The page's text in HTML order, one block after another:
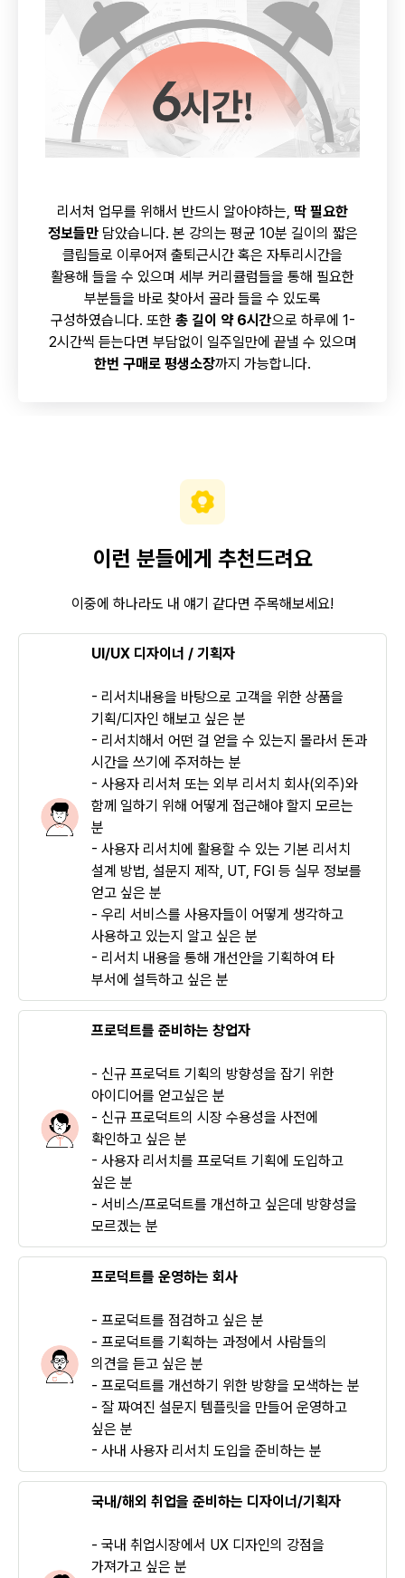
리서처 업무를 위해서 반드시 알아야하는, 딱 필요한
정보들만담았습니다. 본 강의는 평균 10분 길이의 짧은
클립들로 이루어져 출퇴근시간 혹은 자투리시간을
활용해 들을 수 있으며 세부 커리큘럼들을 통해 필요한
부분들을 바로 찾아서 골라 들을 수 있도록
구성하였습니다. 또한 총 길이 약 6시간으로 하루에 1-
2시간씩 듣는다면 부담없이 일주일만에 끝낼 수 있으며
한번 구매로 평생소장까지 가능합니다.
이런 분들에게 추천드려요
이중에 하나라도 내 얘기 같다면 주목해보세요!
UI/UX 디자이너 / 기획자
- 리서치내용을 바탕으로 고객을 위한 상품을
기획/디자인 해보고 싶은 분
- 리서치해서 어떤 걸 얻을 수 있는지 몰라서 돈과
시간을 쓰기에 주저하는 분
- 사용자 리서처 또는 외부 리서치 회사(외주)와
함께 일하기 위해 어떻게 접근해야 할지 모르는
분
- 사용자 리서치에 활용할 수 있는 기본 리서치
설계 방법, 설문지 제작, UT, FGI 등 실무 정보를
얻고 싶은 분
- 우리 서비스를 사용자들이 어떻게 생각하고
사용하고 있는지 알고 싶은 분
- 리서치 내용을 통해 개선안을 기획하여 타
부서에 설득하고 싶은 분
프로덕트를 준비하는 창업자
- 신규 프로덕트 기획의 방향성을 잡기 위한
아이디어를 얻고싶은 분
- 신규 프로덕트의 시장 수용성을 사전에
확인하고 싶은 분
- 사용자 리서치를 프로덕트 기획에 도입하고
싶은 분
- 서비스/프로덕트를 개선하고 싶은데 방향성을
모르겠는 분
프로덕트를 운영하는 회사
- 프로덕트를 점검하고 싶은 분
- 프로덕트를 기획하는 과정에서 사람들의
의견을 듣고 싶은 분
- 프로덕트를 개선하기 위한 방향을 모색하는 분
- 잘 짜여진 설문지 템플릿을 만들어 운영하고
싶은 분
- 사내 사용자 리서치 도입을 준비하는 분
국내/해외 취업을 준비하는 디자이너/기획자
- 국내 취업시장에서 UX 디자인의 강점을
가져가고 싶은 분